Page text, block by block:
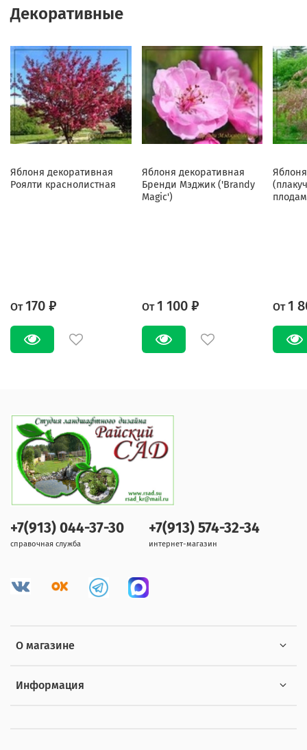
Декоративные
Яблоня декоративная
Роялти краснолистная
От 170 ₽
Яблоня декоративная
Бренди Мэджик ('Brandy
Magic')
От 1 100 ₽ От 1
О магазине
Информация
+7(913) 044-37-30
справочная служба
+7(913) 574-32-34
интернет-магазин